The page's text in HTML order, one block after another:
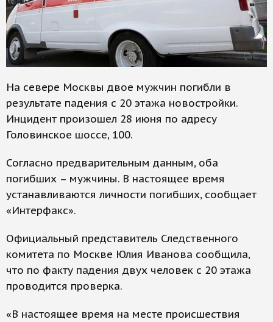
На севере Москвы двое мужчин погибли в
результате падения с 20 этажа новостройки.
Инцидент произошел 28 июня по адресу
Головинское шоссе, 100.
Согласно предварительным данным, оба
погибших – мужчины. В настоящее время
устанавливаются личности погибших, сообщает
«Интерфакс».
Официальный представитель Следственного
комитета по Москве Юлия Иванова сообщила,
что по факту падения двух человек с 20 этажа
проводится проверка.
«В настоящее время на месте происшествия